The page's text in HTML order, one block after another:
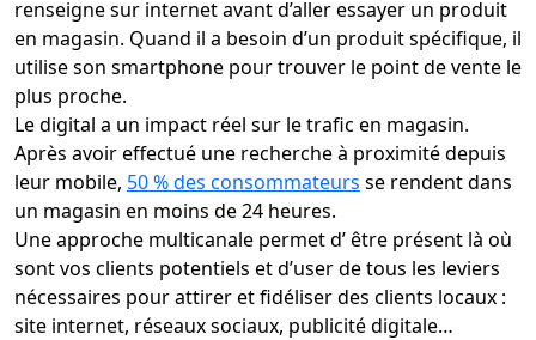
renseigne sur internet avant d’aller essayer un produit
en magasin. Quand il a besoin d’un produit spécifique, il
utilise son smartphone pour trouver le point de vente le
plus proche.
Le digital a un impact réel sur le trafic en magasin.
Après avoir effectué une recherche à proximité depuis
leur mobile, 50 % des consommateurs se rendent dans
un magasin en moins de 24 heures.
Une approche multicanale permet d’ être présent là où
sont vos clients potentiels et d’user de tous les leviers
nécessaires pour attirer et fidéliser des clients locaux :
site internet, réseaux sociaux, publicité digitale…